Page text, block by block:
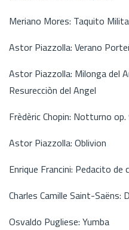
Meriano Mores: Taquito
Astor Piazzolla: Verano
Astor Piazzolla: Milonga del
Resurecciòn del Angel
Frèdèric Chopin: Notturno op.
Astor Piazzolla: Oblivion
Enrique Francini: Pedacito de
Charles Camille Saint-Saëns:
Osvaldo Pugliese: Yumba